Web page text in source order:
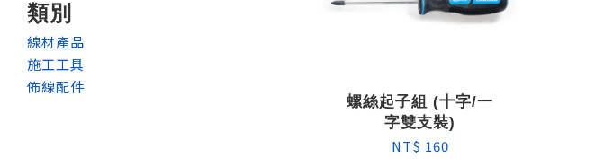
類別
線材產品
施工工具
佈線配件
螺絲起子組 (十字/一
字雙支裝)
NT$ 160